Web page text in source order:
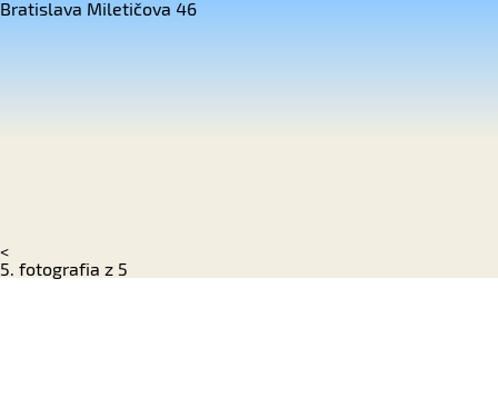
Bratislava Miletičova 46
<
5. fotografia z 5